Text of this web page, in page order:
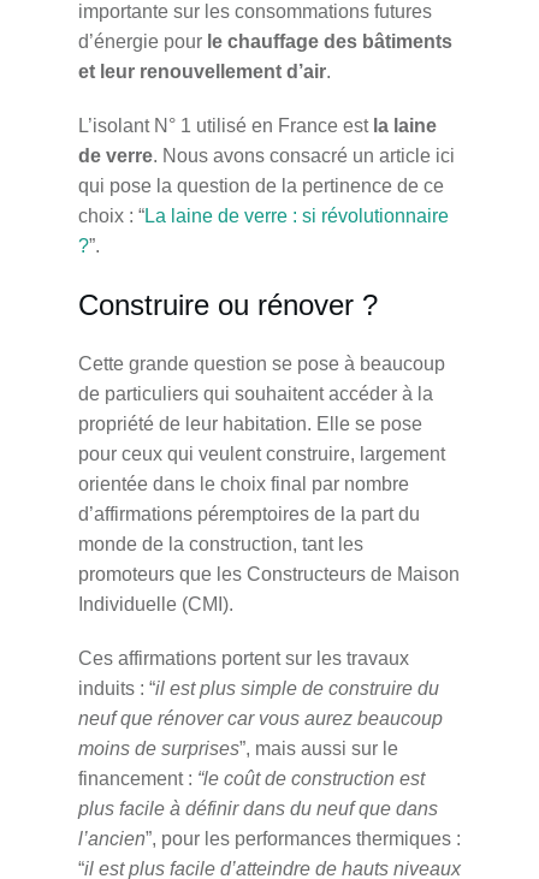
importante sur les consommations futures
d’énergie pour le chauffage des bâtiments
et leur renouvellement d’air.
L’isolant N° 1 utilisé en France est la laine
de verre. Nous avons consacré un article ici
qui pose la question de la pertinence de ce
choix : “La laine de verre : si révolutionnaire
?”.
Construire ou rénover ?
Cette grande question se pose à beaucoup
de particuliers qui souhaitent accéder à la
propriété de leur habitation. Elle se pose
pour ceux qui veulent construire, largement
orientée dans le choix final par nombre
d’affirmations péremptoires de la part du
monde de la construction, tant les
promoteurs que les Constructeurs de Maison
Individuelle (CMI).
Ces affirmations portent sur les travaux
induits : “il est plus simple de construire du
neuf que rénover car vous aurez beaucoup
moins de surprises”, mais aussi sur le
financement : “le coût de construction est
plus facile à définir dans du neuf que dans
l’ancien”, pour les performances thermiques :
“il est plus facile d’atteindre de hauts niveaux